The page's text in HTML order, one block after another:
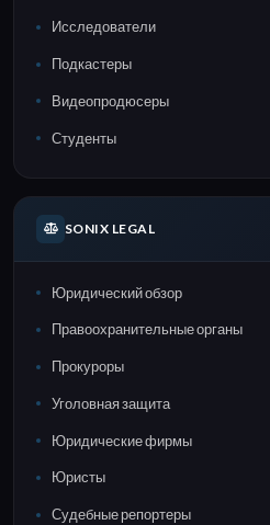
Исследователи
Подкастеры
Видеопродюсеры
Студенты
SONIX LEGAL
Юридический обзор
Правоохранительные органы
Прокуроры
Уголовная защита
Юридические фирмы
Юристы
Судебные репортеры